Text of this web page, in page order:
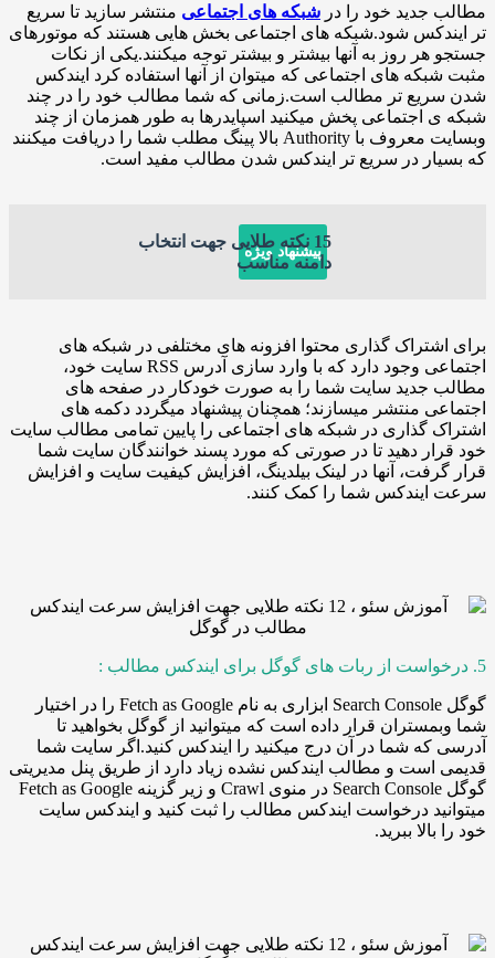
خود را درشبکه های اجتماعی منتشر سازید تا سریع
شود.شبکه های اجتماعی بخش هایی هستند که موتورهای
روز به آنها بیشتر و بیشتر توجه میکنند.یکی از نکات
های اجتماعی که میتوان از آنها استفاده کرد ایندکس
تر مطالب است.زمانی که شما مطالب خود را در چند
پخش میکنید اسپایدرها به طور همزمان از چند
وبسایت معروف با Authority بالا پینگ مطلب شما را دریافت میکنند
در سریع تر ایندکس شدن مطالب مفید است.
پیشنهاد ویژه
15 نکته طلایی جهت انتخاب
دامنه مناسب
گذاری محتوا افزونه های مختلفی در شبکه های
اجتماعی وجود دارد که با وارد سازی آدرس RSS سایت خود،
سایت شما را به صورت خودکار در صفحه های
منتشر میسازند؛ همچنان پیشنهاد میگردد دکمه های
گذاری در شبکه های اجتماعی را پایین تمامی مطالب سایت
دهید تا در صورتی که مورد پسند خوانندگان سایت شما
آنها در لینک بیلدینگ، افزایش کیفیت سایت و افزایش
شما را کمک کنند.
گوگل Search Console ابزاری به نام Fetch as Google را در اختیار
قرار داده است که میتوانید از گوگل بخواهید تا
شما در آن درج میکنید را ایندکس کنید.اگر سایت شما
و مطالب ایندکس نشده زیاد دارد از طریق پنل مدیریتی
گوگل Search Console در منوی Crawl و زیر گزینه Fetch as Google
درخواست ایندکس مطالب را ثبت کنید و ایندکس سایت
ببرید.